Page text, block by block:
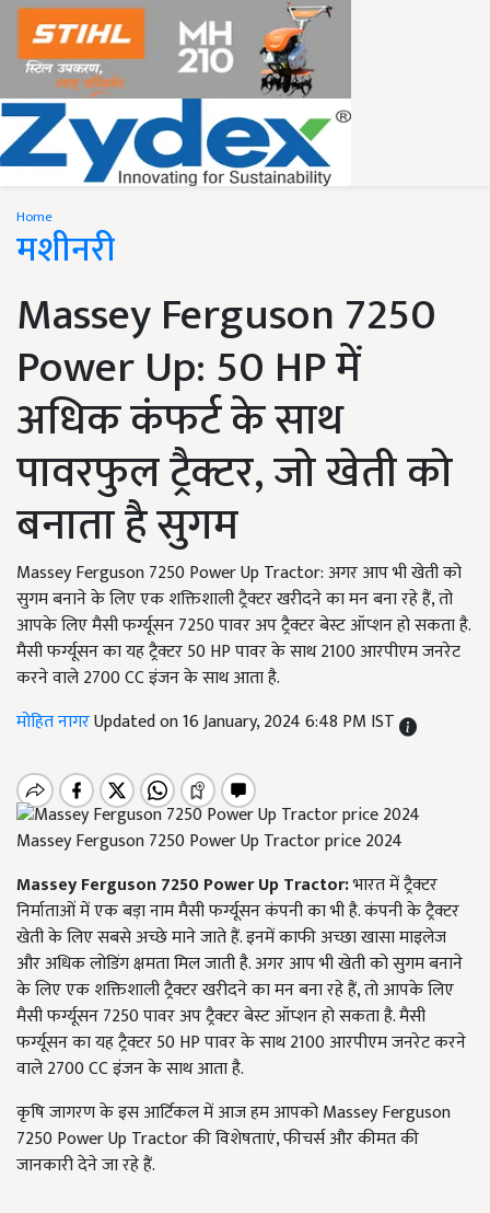
Home
मशीनरी
Massey Ferguson 7250
Power Up: 50 HP में
अधिक कंफर्ट के साथ
पावरफुल ट्रैक्टर, जो खेती को
बनाता है सुगम
Massey Ferguson 7250 Power Up Tractor: अगर आप भी खेती को
सुगम बनाने के लिए एक शक्तिशाली ट्रैक्टर खरीदने का मन बना रहे हैं, तो
आपके लिए मैसी फर्ग्यूसन 7250 पावर अप ट्रैक्टर बेस्ट ऑप्शन हो सकता है.
मैसी फर्ग्यूसन का यह ट्रैक्टर 50 HP पावर के साथ 2100 आरपीएम जनरेट
करने वाले 2700 CC इंजन के साथ आता है.
मोहित नागरUpdated on 16 January, 2024 6:48 PM IST
Massey Ferguson 7250 Power Up Tractor price 2024
Massey Ferguson 7250 Power Up Tractor:भारत में ट्रैक्टर
निर्माताओं में एक बड़ा नाम मैसी फर्ग्यूसन कंपनी का भी है. कंपनी के ट्रैक्टर
खेती के लिए सबसे अच्छे माने जाते हैं. इनमें काफी अच्छा खासा माइलेज
और अधिक लोडिंग क्षमता मिल जाती है. अगर आप भी खेती को सुगम बनाने
के लिए एक शक्तिशाली ट्रैक्टर खरीदने का मन बना रहे हैं, तो आपके लिए
मैसी फर्ग्यूसन 7250 पावर अप ट्रैक्टर बेस्ट ऑप्शन हो सकता है. मैसी
फर्ग्यूसन का यह ट्रैक्टर 50 HP पावर के साथ 2100 आरपीएम जनरेट करने
वाले 2700 CC इंजन के साथ आता है.
कृषि जागरण के इस आर्टिकल में आज हम आपको Massey Ferguson
7250 Power Up Tractor की विशेषताएं, फीचर्स और कीमत की
जानकारी देने जा रहे हैं.